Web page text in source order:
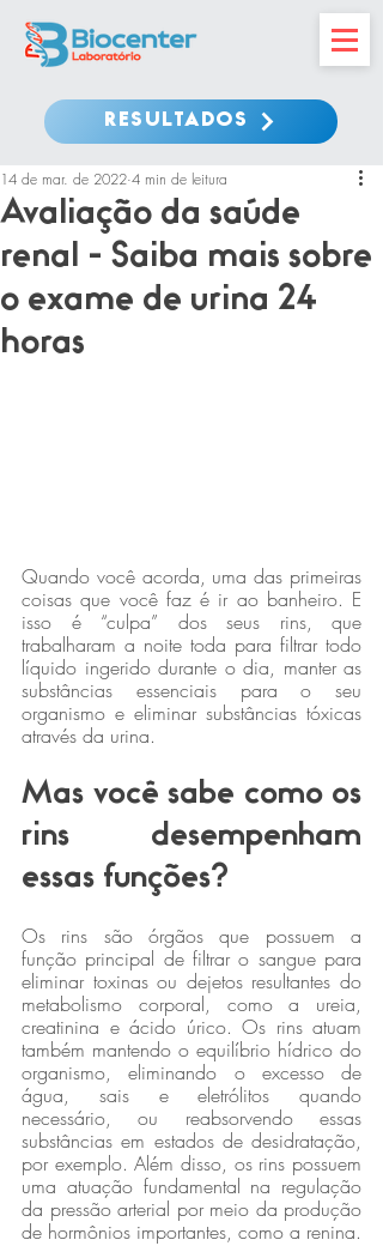
RESULTADOS
Avaliação da saúde
renal - Saiba mais sobre
o exame de urina 24
horas
14 de mar. de 2022 4 min de leitura
Quando você acorda, uma das primeiras
coisas que você faz é ir ao banheiro. E
isso é “culpa” dos seus rins, que
trabalharam a noite toda para filtrar todo
líquido ingerido durante o dia, manter as
substâncias essenciais para o seu
organismo e eliminar substâncias tóxicas
através da urina.
Mas você sabe como os
rins desempenham
essas funções?
Os rins são órgãos que possuem a
função principal de filtrar o sangue para
eliminar toxinas ou dejetos resultantes do
metabolismo corporal, como a ureia,
creatinina e ácido úrico. Os rins atuam
também mantendo o equilíbrio hídrico do
organismo, eliminando o excesso de
água, sais e eletrólitos quando
necessário, ou reabsorvendo essas
substâncias em estados de desidratação,
por exemplo. Além disso, os rins possuem
uma atuação fundamental na regulação
da pressão arterial por meio da produção
de hormônios importantes, como a renina.